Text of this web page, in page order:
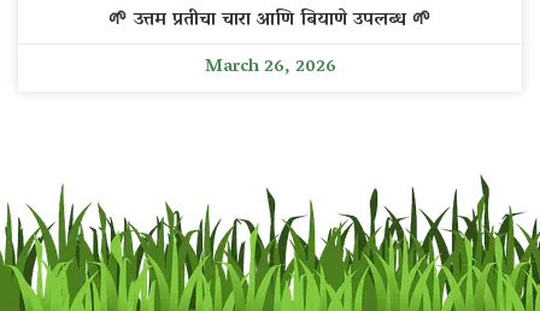
🌱 उत्तम प्रतीचा चारा आणि बियाणे उपलब्ध 🌱
March 26, 2026